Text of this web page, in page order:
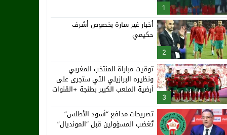
1
2
أخبار غير سارة بخصوص أشرف
حكيمي
3
توقيت مباراة المنتخب المغربي
ونظيره البرازيلي التي ستجرى على
أرضية الملعب الكبير بطنجة +القنوات
تصريحات مدافع “أسود الأطلس”
تُغضب المسؤولين قبل “المونديال”